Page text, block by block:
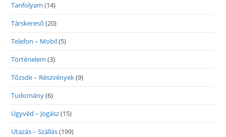
Tanfolyam (14)
Társkereső (20)
Telefon – Mobil(5)
Történelem (3)
Tőzsde – Részvények(9)
Tudomány(6)
Ügyvéd – Jogász(15)
Utazás – Szállás(199)